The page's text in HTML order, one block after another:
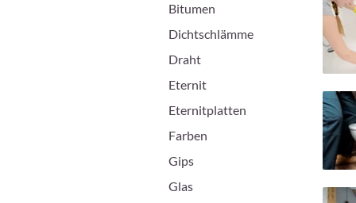
Bitumen
Dichtschlämme
Draht
Eternit
Eternitplatten
Farben
Gips
Glas